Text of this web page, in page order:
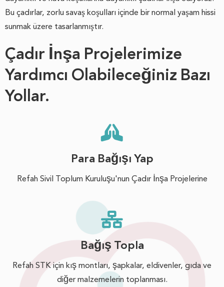
Bu çadırlar, zorlu savaş koşulları içinde bir normal yaşam hissi
sunmak üzere tasarlanmıştır.
Çadır İnşa Projelerimize
Yardımcı Olabileceğiniz Bazı
Yollar.
Para Bağışı Yap
Refah Sivil Toplum Kuruluşu'nun Çadır İnşa Projelerine
Bağış Topla
Refah STK için kış montları, şapkalar, eldivenler, gıda ve
diğer malzemelerin toplanması.